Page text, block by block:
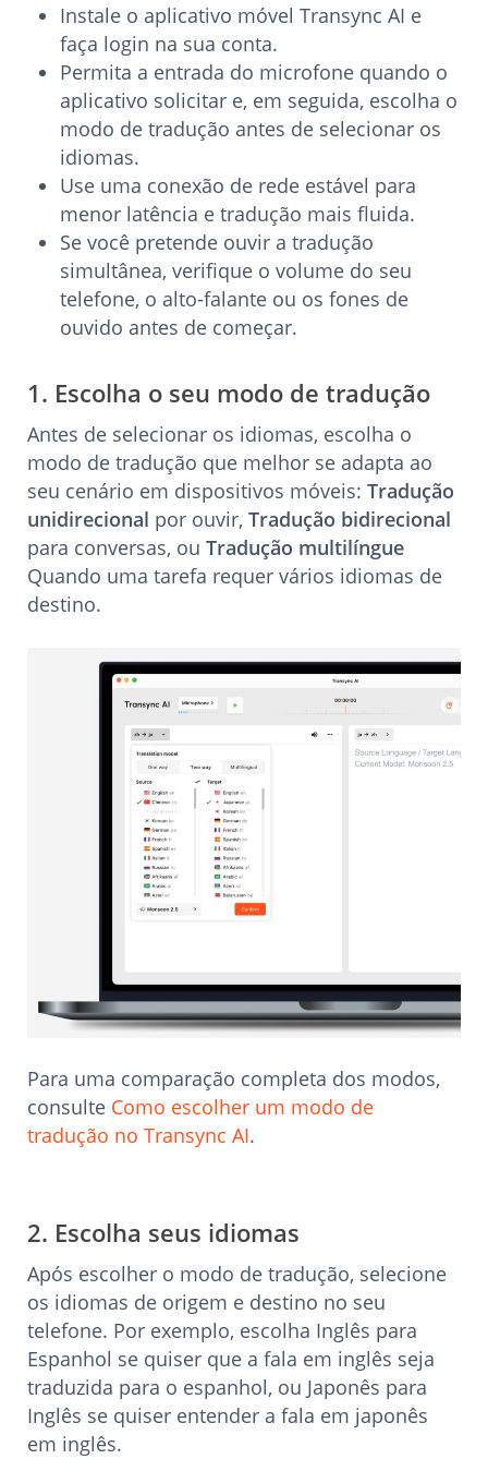
Instale o aplicativo móvel Transync AI e
faça login na sua conta.
Permita a entrada do microfone quando o
aplicativo solicitar e, em seguida, escolha o
modo de tradução antes de selecionar os
idiomas.
Use uma conexão de rede estável para
menor latência e tradução mais fluida.
Se você pretende ouvir a tradução
simultânea, verifique o volume do seu
telefone, o alto-falante ou os fones de
ouvido antes de começar.
1. Escolha o seu modo de tradução
Antes de selecionar os idiomas, escolha o
modo de tradução que melhor se adapta ao
seu cenário em dispositivos móveis: Tradução
unidirecional por ouvir, Tradução bidirecional
para conversas, ou Tradução multilíngue
Quando uma tarefa requer vários idiomas de
destino.
Para uma comparação completa dos modos,
consulte Como escolher um modo de
tradução no Transync AI.
2. Escolha seus idiomas
Após escolher o modo de tradução, selecione
os idiomas de origem e destino no seu
telefone. Por exemplo, escolha Inglês para
Espanhol se quiser que a fala em inglês seja
traduzida para o espanhol, ou Japonês para
Inglês se quiser entender a fala em japonês
em inglês.